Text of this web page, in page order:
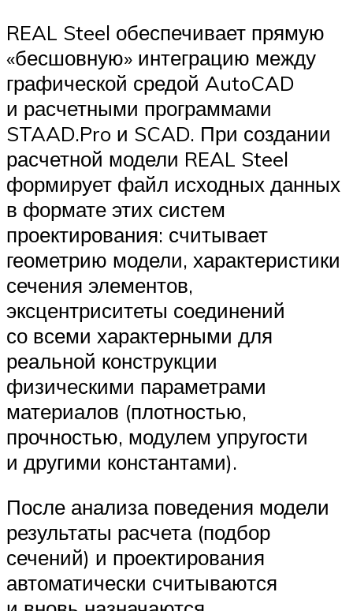
REAL Steel обеспечивает прямую
«бесшовную» интеграцию между
графической средой AutoCAD
и расчетными программами
STAAD.Pro и SCAD. При создании
расчетной модели REAL Steel
формирует файл исходных данных
в формате этих систем
проектирования: считывает
геометрию модели, характеристики
сечения элементов,
эксцентриситеты соединений
со всеми характерными для
реальной конструкции
физическими параметрами
материалов (плотностью,
прочностью, модулем упругости
и другими константами).
После анализа поведения модели
результаты расчета (подбор
сечений) и проектирования
автоматически считываются